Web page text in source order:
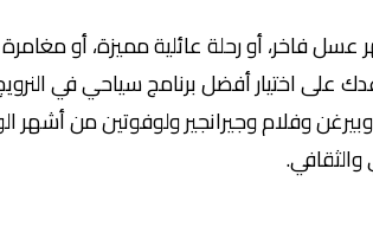
فاخر، أو رحلة عائلية مميزة، أو مغامرة
على اختيار أفضل برنامج سياحي في
وفلام وجيرانجير ولوفوتين من أشهر